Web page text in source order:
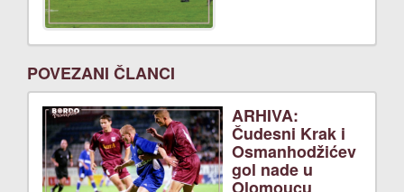
POVEZANI ČLANCI
ARHIVA:
Čudesni Krak i
Osmanhodžićev
gol nade u